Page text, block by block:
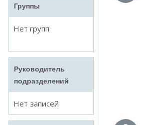
Группы
Нет групп
Руководитель
подразделений
Нет записей